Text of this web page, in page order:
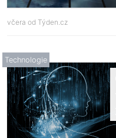
včera od Týden.cz
Technologie